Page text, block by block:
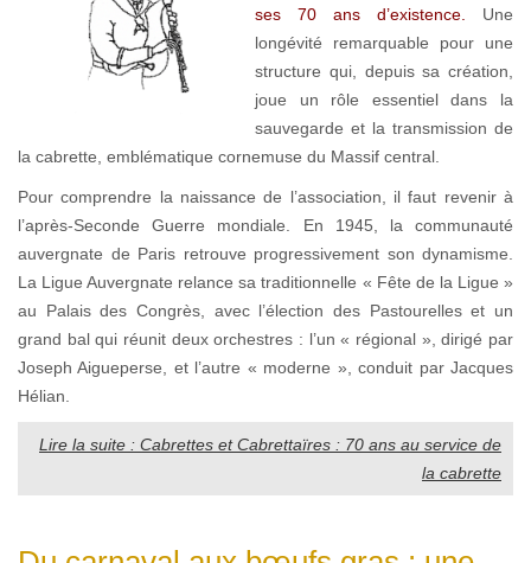
ses 70 ans d’existence.
Une
longévité remarquable pour une
structure qui, depuis sa création,
joue un rôle essentiel dans la
sauvegarde et la transmission de
la cabrette, emblématique cornemuse du Massif central.
Pour comprendre la naissance de l’association, il faut revenir à
l’après-Seconde Guerre mondiale. En 1945, la communauté
auvergnate de Paris retrouve progressivement son dynamisme.
La Ligue Auvergnate relance sa traditionnelle « Fête de la Ligue »
au Palais des Congrès, avec l’élection des Pastourelles et un
grand bal qui réunit deux orchestres : l’un « régional », dirigé par
Joseph Aigueperse, et l’autre « moderne », conduit par Jacques
Hélian.
Lire la suite : Cabrettes et Cabrettaïres : 70 ans au service de
la cabrette